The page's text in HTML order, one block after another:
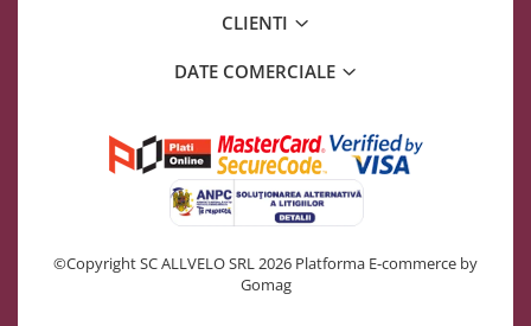
CLIENTI
DATE COMERCIALE
©Copyright SC ALLVELO SRL 2026 Platforma E-commerce by
Gomag